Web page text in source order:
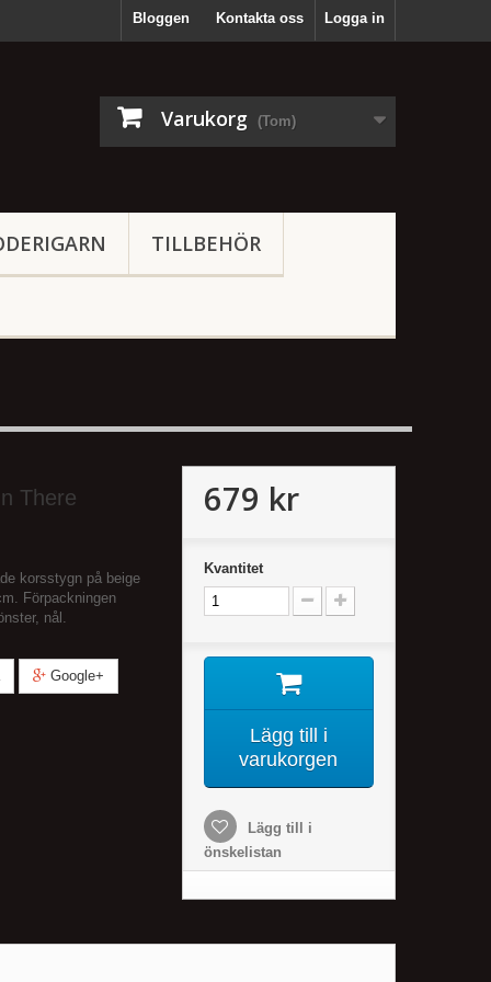
Logga in
Bloggen Kontakta oss
Varukorg (Tom)
TILLBEHÖR
There
korsstygn på beige
Förpackningen
nål.
Google+
679 kr
Kvantitet
Lägg till i
varukorgen
Lägg till i
önskelistan